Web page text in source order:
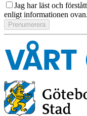
Jag har läst och
enligt informationen ovan.